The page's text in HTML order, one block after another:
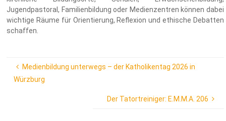
Jugendpastoral, Familienbildung oder Medienzentren können dabei
wichtige Räume für Orientierung, Reflexion und ethische Debatten
schaffen.
Medienbildung unterwegs – der Katholikentag 2026 in
Würzburg
Der Tatortreiniger: E.M.M.A. 206